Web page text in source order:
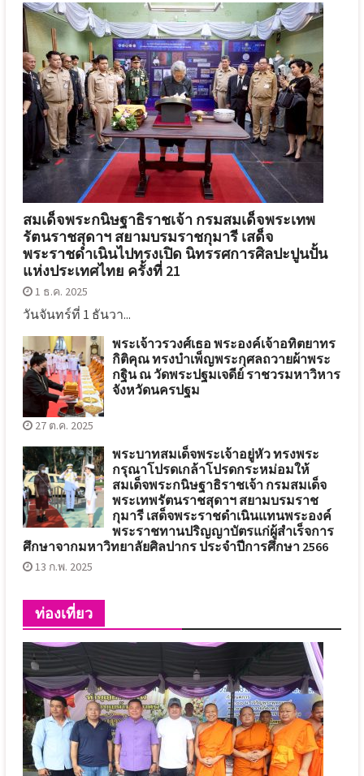
สมเด็จพระกนิษฐาธิราชเจ้า กรมสมเด็จพระเทพ
รัตนราชสุดาฯ สยามบรมราชกุมารี เสด็จ
พระราชดำเนินไปทรงเปิด นิทรรศการศิลปะปูนปั้น
แห่งประเทศไทย ครั้งที่ 21
1 ธ.ค. 2025
วันจันทร์ที่ 1 ธันวา...
พระเจ้าวรวงศ์เธอ พระองค์เจ้าอทิตยาทร
กิติคุณ ทรงบำเพ็ญพระกุศลถวายผ้าพระ
กฐิน ณ วัดพระปฐมเจดีย์ ราชวรมหาวิหาร
จังหวัดนครปฐม
27 ต.ค. 2025
พระบาทสมเด็จพระเจ้าอยู่หัว ทรงพระ
กรุณาโปรดเกล้าโปรดกระหม่อมให้
สมเด็จพระกนิษฐาธิราชเจ้า กรมสมเด็จ
พระเทพรัตนราชสุดาฯ สยามบรมราช
กุมารี เสด็จพระราชดำเนินแทนพระองค์
พระราชทานปริญญาบัตรแก่ผู้สำเร็จการ
ศึกษาจากมหาวิทยาลัยศิลปากร ประจำปีการศึกษา 2566
13 ก.พ. 2025
ท่องเที่ยว